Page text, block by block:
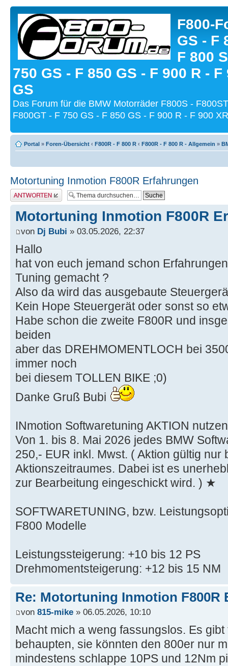
F800-
GS - F
F 800
750 GS - F 850 GS - F 900 R - F
GS
Das Forum für die BMW Motorräder F800S -
F800GT - F 750 GS - F 850 GS - F 900 R - F 900
Portal » Foren-Übersicht ‹ F800R - F 800 R ‹ F800R - F 800 R - Allgemein »
Motortuning Inmotion F800R Erfahrungen
Antwort schreiben
Motortuning Inmotion F800R
von Dj Bubi » 03.05.2026, 22:37
Hallo
hat von euch jemand schon
Tuning gemacht ?
Also da wird das ausgebaute
Kein Hope Steuergerät oder sonst so
Habe schon die zweite F800R und
beiden
aber das DREHMOMENTLOCH bei
immer noch
bei diesem TOLLEN BIKE ;0)
Danke Gruß Bubi
INmotion Softwaretuning AKTION
Von 1. bis 8. Mai 2026 jedes BMW
250,- EUR inkl. Mwst. ( Aktion gültig nur
Aktionszeitraumes. Dabei ist es
zur Bearbeitung eingeschickt wird. ) ★
SOFTWARETUNING, bzw.
F800 Modelle
Leistungssteigerung: +10 bis 12 PS
Drehmomentsteigerung: +12 bis 15 NM
Re: Motortuning Inmotion F800R
von 815-mike » 06.05.2026, 10:10
Macht mich a weng fassungslos. Es
behaupten, sie könnten den 800er nur
mindestens schlappe 10PS und 12Nm